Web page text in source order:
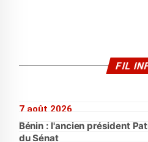
FIL
7 août 2026
Bénin : l'ancien président
du Sénat